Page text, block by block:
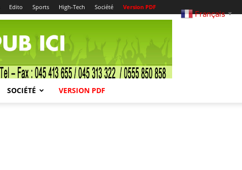
Edito Sports High-Tech Société Version PDF
SOCIÉTÉ VERSION PDF
Français ▼